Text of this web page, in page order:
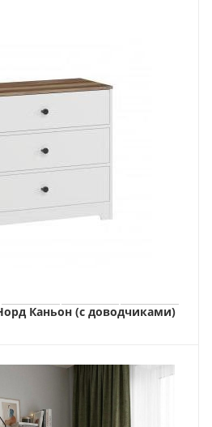
Каньон (с доводчиками)